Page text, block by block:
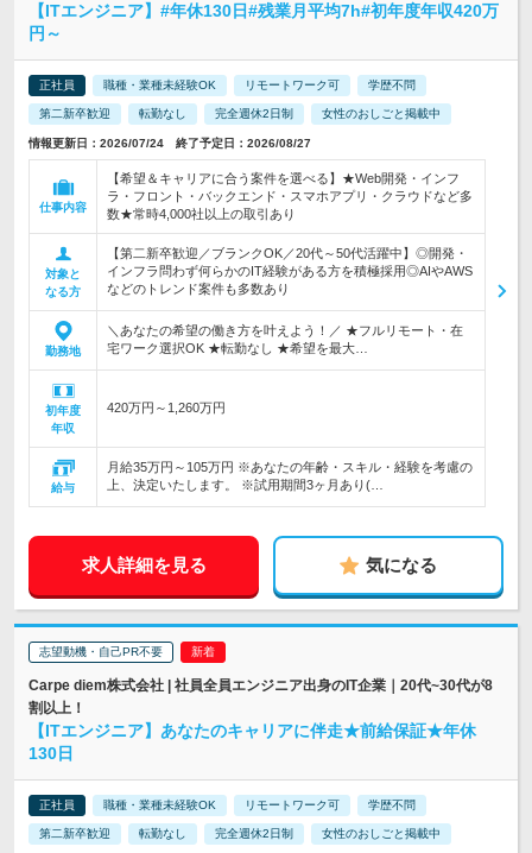
【ITエンジニア】#年休130日#残業月平均7h#初年度年収420万
円～
正社員 職種・業種未経験OK リモートワーク可 学歴不問
第二新卒歓迎 転勤なし 完全週休2日制 女性のおしごと掲載中
情報更新日：2026/07/24 終了予定日：2026/08/27
仕事内容
【希望＆キャリアに合う案件を選べる】★Web開発・インフ
ラ・フロント・バックエンド・スマホアプリ・クラウドなど多
数★常時4,000社以上の取引あり
対象と
なる方
【第二新卒歓迎／ブランクOK／20代～50代活躍中】◎開発・
インフラ問わず何らかのIT経験がある方を積極採用◎AIやAWS
などのトレンド案件も多数あり
勤務地
＼あなたの希望の働き方を叶えよう！／ ★フルリモート・在
宅ワーク選択OK ★転勤なし ★希望を最大…
初年度
年収
420万円～1,260万円
給与
月給35万円～105万円 ※あなたの年齢・スキル・経験を考慮の
上、決定いたします。 ※試用期間3ヶ月あり(…
求人詳細を見る 気になる
志望動機・自己PR不要
Carpe diem株式会社 | 社員全員エンジニア出身のIT企業｜20代~30代が8
割以上！
【ITエンジニア】あなたのキャリアに伴走★前給保証★年休
130日
正社員 職種・業種未経験OK リモートワーク可 学歴不問
第二新卒歓迎 転勤なし 完全週休2日制 女性のおしごと掲載中